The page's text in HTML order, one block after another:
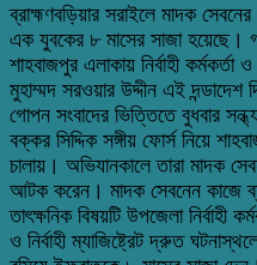
ব্রাহ্মণবড়িয়ার সরাইলে মাদক
এক যুবকের ৮ মাসের সাজা হয়েছে।
শাহবাজপুর এলাকায় নির্বাহী কর্মকর্তা
মুহাম্মদ সরওয়ার উদ্দীন এই দন্ডাদেশ
গোপন সংবাদের ভিত্তিতে বুধবার
বক্কর সিদ্দিক সঙ্গীয় ফোর্স নিয়ে
চালায়। অভিযানকালে তারা মাদক
আটক করেন। মাদক সেবনেন কাজে
তাৎক্ষনিক বিষয়টি উপজেলা নির্বাহী
ও নির্বাহী ম্যাজিষ্ট্রেট দ্রুত